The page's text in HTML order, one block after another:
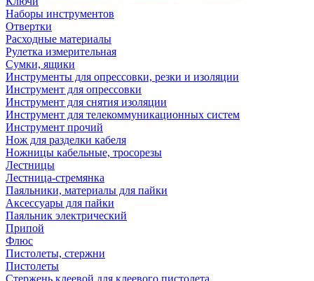
Наборы инструментов
Отвертки
Расходные материалы
Рулетка измерительная
Сумки, ящики
Инструменты для опрессовки, резки и изоляции
Инструмент для опрессовки
Инструмент для снятия изоляции
Инструмент для телекоммуникационных систем
Инструмент прочий
Нож для разделки кабеля
Ножницы кабельные, тросорезы
Лестницы
Лестница-стремянка
Паяльники, материалы для пайки
Аксессуары для пайки
Паяльник электрический
Припой
Флюс
Пистолеты, стержни
Пистолеты
Стержень клеевой для клеевого пистолета